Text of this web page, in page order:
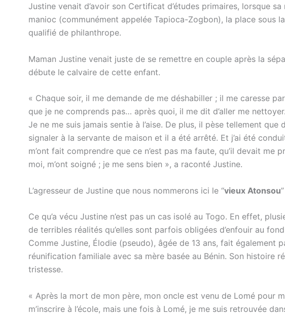
Justine venait d’avoir son Certificat d’études primaires, lorsque
manioc (communément appelée Tapioca-Zogbon), la place sous
qualifié de philanthrope.
Maman Justine venait juste de se remettre en couple après la
débute le calvaire de cette enfant.
« Chaque soir, il me demande de me déshabiller ; il me caresse
que je ne comprends pas… après quoi, il me dit d’aller me
Je ne me suis jamais sentie à l’aise. De plus, il pèse tellement que
signaler à la servante de maison et il a été arrêté. Et j’ai été
m’ont fait comprendre que ce n’est pas ma faute, qu’il devait
moi, m’ont soigné ; je me sens bien », a raconté Justine.
L’agresseur de Justine que nous nommerons ici le “vieux Atonsou
Ce qu’a vécu Justine n’est pas un cas isolé au Togo. En effet,
de terribles réalités qu’elles sont parfois obligées d’enfouir au
Comme Justine, Élodie (pseudo), âgée de 13 ans, fait également
réunification familiale avec sa mère basée au Bénin. Son histoire
tristesse.
« Après la mort de mon père, mon oncle est venu de Lomé pour
m’inscrire à l’école, mais une fois à Lomé, je me suis retrouvée